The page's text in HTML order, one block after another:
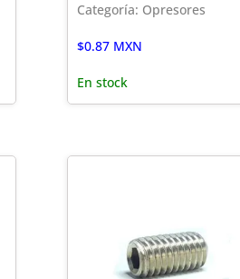
Categoría: Opresores
$0.87 MXN
En stock